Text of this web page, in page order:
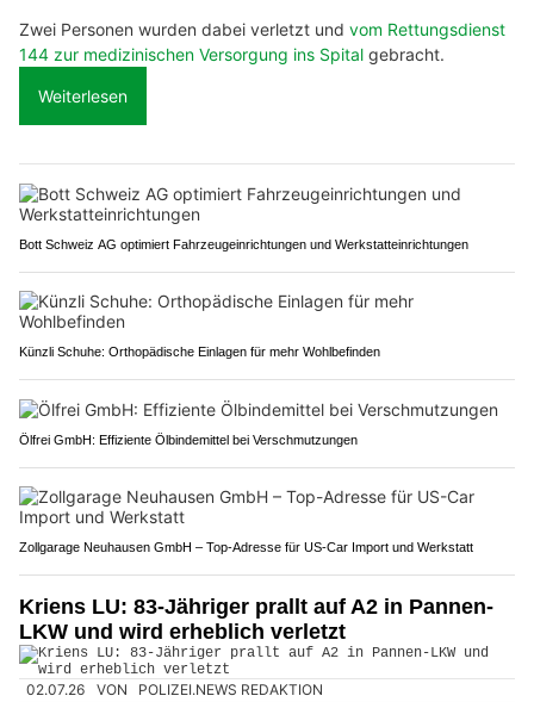
Zwei Personen wurden dabei verletzt und vom Rettungsdienst
144 zur medizinischen Versorgung ins Spital gebracht.
Weiterlesen
Bott Schweiz AG optimiert Fahrzeugeinrichtungen und Werkstatteinrichtungen
Künzli Schuhe: Orthopädische Einlagen für mehr Wohlbefinden
Ölfrei GmbH: Effiziente Ölbindemittel bei Verschmutzungen
Zollgarage Neuhausen GmbH – Top-Adresse für US-Car Import und Werkstatt
Kriens LU: 83-Jähriger prallt auf A2 in Pannen-
LKW und wird erheblich verletzt
02.07.26 VON POLIZEI.NEWS REDAKTION